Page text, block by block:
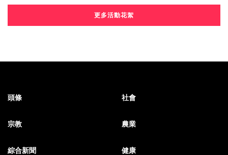
更多活動花絮
頭條 社會
宗教 農業
綜合新聞 健康